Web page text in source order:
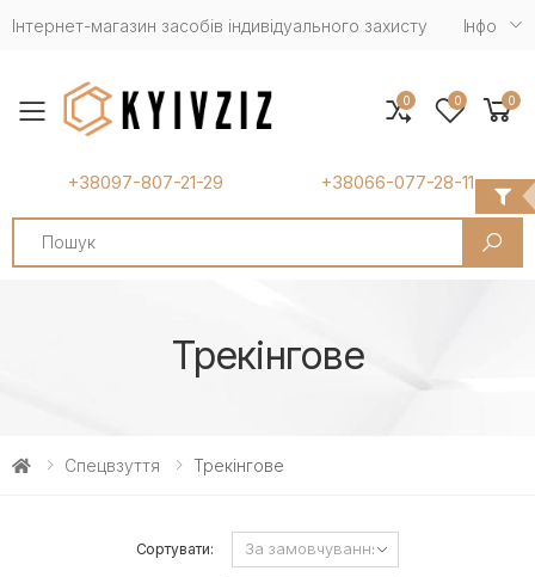
Інтернет-магазин засобів індивідуального захисту Iнфо
Toggle mobile menu
+38097-807-21-29 +38066-077-28-11
Search
0 0 0
Трекінгове
Спецвзуття Трекінгове
Сортувати: